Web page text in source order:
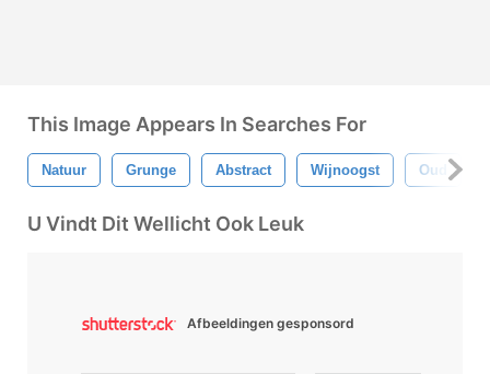
This Image Appears In Searches For
Natuur Grunge Abstract Wijnoogst Oud
U Vindt Dit Wellicht Ook Leuk
Afbeeldingen gesponsord